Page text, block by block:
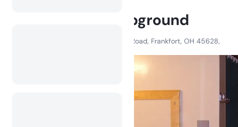
Lake Hill Campground
2466 N. Musselman Station Road, Frankfort, OH 45628,